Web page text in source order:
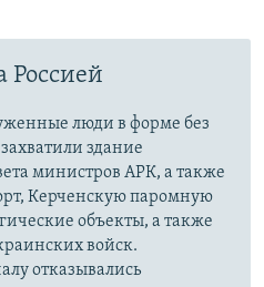
люди в форме без
здание
министров АРК, а также
Керченскую паромную
объекты, а также
войск.
отказывались